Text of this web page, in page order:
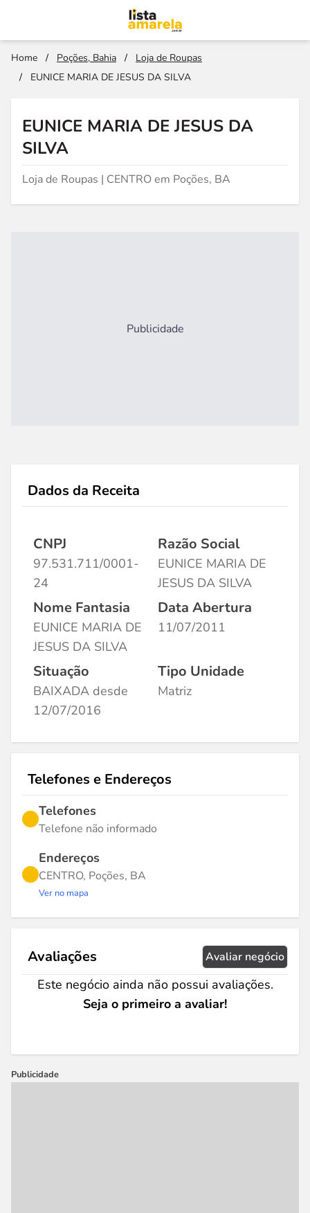
Home / Poções, Bahia /
Loja de Roupas
/
EUNICE MARIA DE JESUS DA SILVA
EUNICE MARIA DE JESUS DA
SILVA
Loja de Roupas | CENTRO em Poções, BA
Publicidade
Dados da Receita
CNPJ
97.531.711/0001-
24
Razão Social
EUNICE MARIA DE
JESUS DA SILVA
Nome Fantasia
EUNICE MARIA DE
JESUS DA SILVA
Data Abertura
11/07/2011
Situação
BAIXADA desde
12/07/2016
Tipo Unidade
Matriz
Telefones e Endereços
Telefones
Telefone não informado
Endereços
CENTRO, Poções, BA
Ver no mapa
Avaliações Avaliar negócio
Este negócio ainda não possui avaliações.
Seja o primeiro a avaliar!
Publicidade